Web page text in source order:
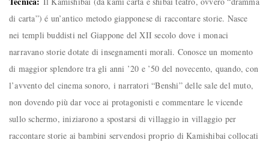
di carta”) é un’antico metodo giapponese di raccontare storie. Nasce
nei templi buddisti nel Giappone del XII secolo dove i monaci
narravano storie dotate di insegnamenti morali. Conosce un momento
di maggior splendore tra gli anni ’20 e ’50 del novecento, quando, con
l’avvento del cinema sonoro, i narratori “Benshi” delle sale del muto,
non dovendo più dar voce ai protagonisti e commentare le vicende
sullo schermo, iniziarono a spostarsi di villaggio in villaggio per
raccontare storie ai bambini servendosi proprio di Kamishibai collocati